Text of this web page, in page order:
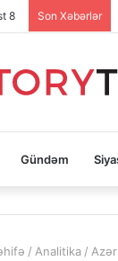
8 Son Xəbərlər
Gündəm
/ Analitika /